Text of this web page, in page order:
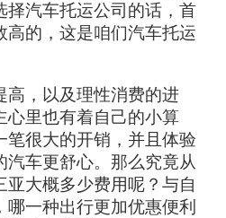
择汽车托运公司的话，首
高的，这是咱们汽车托运
高，以及理性消费的进
心里也有着自己的小算
笔很大的开销，并且体验
汽车更舒心。那么究竟从
大概多少费用呢？与自
一种出行更加优惠便利